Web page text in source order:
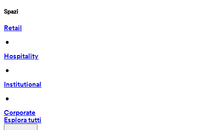
Spazi
Retail
•
Hospitality
•
Institutional
•
Corporate
Esplora tutti